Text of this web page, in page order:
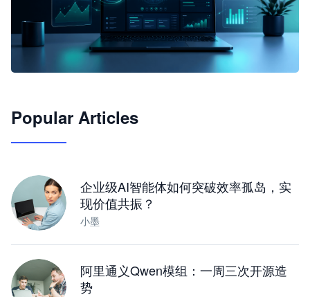
JimoClaw 桌面 AI Agent 工作台
Popular Articles
企业级AI智能体如何突破效率孤岛，实
现价值共振？
小墨
阿里通义Qwen模组：一周三次开源造
势